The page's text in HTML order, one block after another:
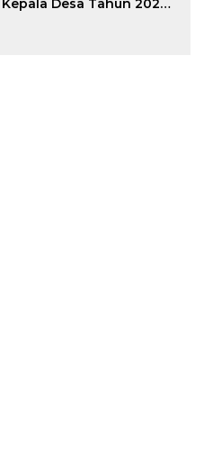
Desa Tahun 2026